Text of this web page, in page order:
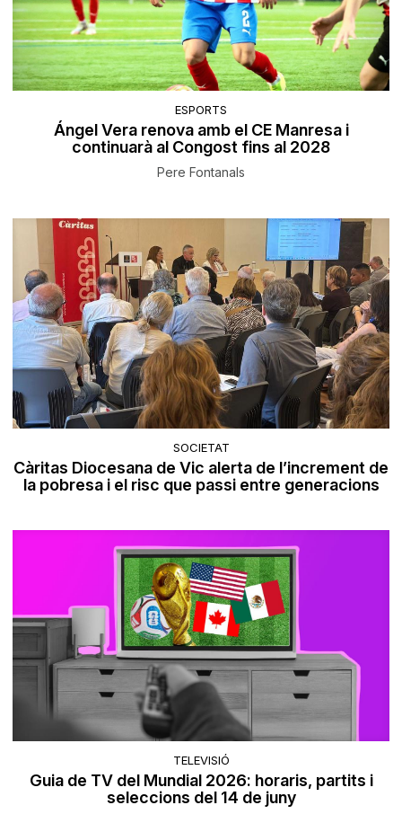
ESPORTS
Ángel Vera renova amb el CE Manresa i
continuarà al Congost fins al 2028
Pere Fontanals
SOCIETAT
Càritas Diocesana de Vic alerta de l’increment de
la pobresa i el risc que passi entre generacions
TELEVISIÓ
Guia de TV del Mundial 2026: horaris, partits i
seleccions del 14 de juny